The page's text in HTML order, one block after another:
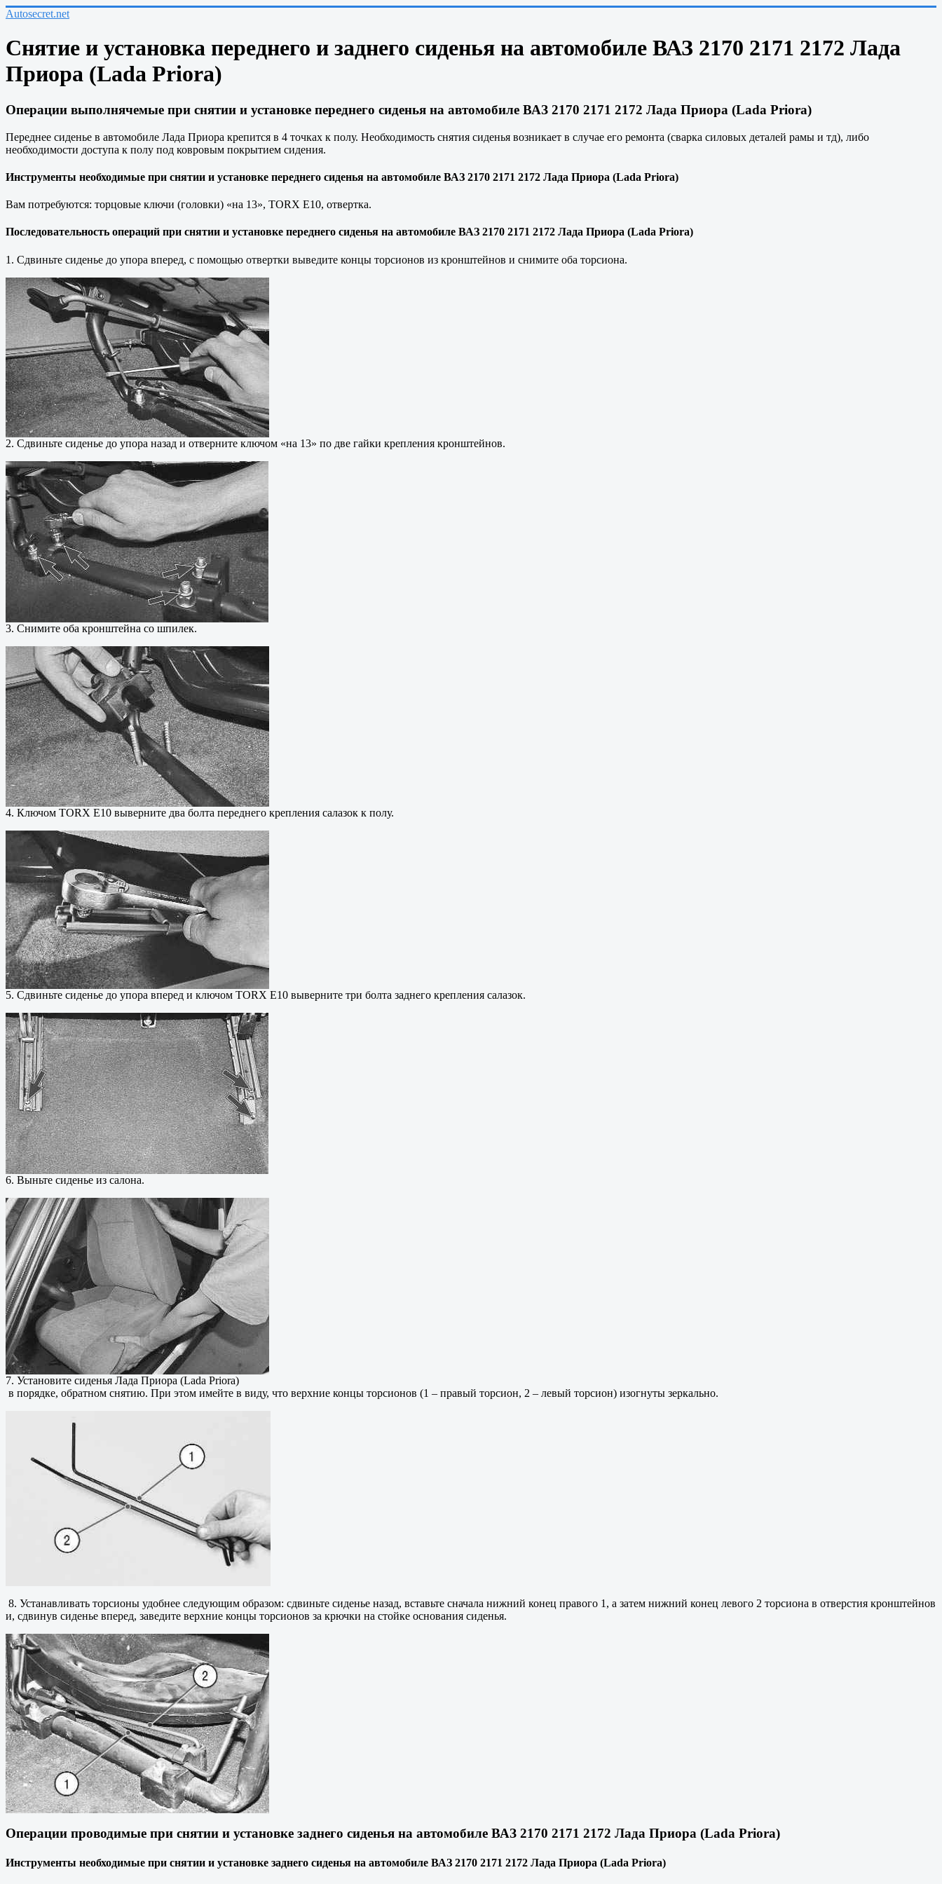
Autosecret.net
Снятие и установка переднего и заднего сиденья на автомобиле ВАЗ 2170 2171 2172 Лада
Приора (Lada Priora)
Операции выполнячемые при снятии и установке переднего сиденья на автомобиле ВАЗ 2170 2171 2172 Лада Приора (Lada Priora)
Переднее сиденье в автомобиле Лада Приора крепится в 4 точках к полу. Необходимость снятия сиденья возникает в случае его ремонта (сварка силовых деталей рамы и тд), либо
необходимости доступа к полу под ковровым покрытием сидения.
Инструменты необходимые при снятии и установке переднего сиденья на автомобиле ВАЗ 2170 2171 2172 Лада Приора (Lada Priora)
Вам потребуются: торцовые ключи (головки) «на 13», TORX E10, отвертка.
Последовательность операций при снятии и установке переднего сиденья на автомобиле ВАЗ 2170 2171 2172 Лада Приора (Lada Priora)
1. Сдвиньте сиденье до упора вперед, с помощью отвертки выведите концы торсионов из кронштейнов и снимите оба торсиона.
2. Сдвиньте сиденье до упора назад и отверните ключом «на 13» по две гайки крепления кронштейнов.
3. Снимите оба кронштейна со шпилек.
4. Ключом TORX E10 выверните два болта переднего крепления салазок к полу.
5. Сдвиньте сиденье до упора вперед и ключом TORX E10 выверните три болта заднего крепления салазок.
6. Выньте сиденье из салона.
7. Установите сиденья Лада Приора (Lada Priora)
в порядке, обратном снятию. При этом имейте в виду, что верхние концы торсионов (1 – правый торсион, 2 – левый торсион) изогнуты зеркально.
8. Устанавливать торсионы удобнее следующим образом: сдвиньте сиденье назад, вставьте сначала нижний конец правого 1, а затем нижний конец левого 2 торсиона в отверстия кронштейнов
и, сдвинув сиденье вперед, заведите верхние концы торсионов за крючки на стойке основания сиденья.
Операции проводимые при снятии и установке заднего сиденья на автомобиле ВАЗ 2170 2171 2172 Лада Приора (Lada Priora)
Инструменты необходимые при снятии и установке заднего сиденья на автомобиле ВАЗ 2170 2171 2172 Лада Приора (Lada Priora)